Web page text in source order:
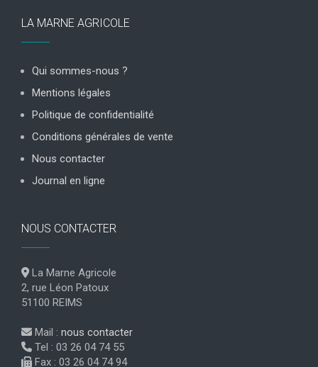
LA MARNE AGRICOLE
Qui sommes-nous ?
Mentions légales
Politique de confidentialité
Conditions générales de vente
Nous contacter
Journal en ligne
NOUS CONTACTER
La Marne Agricole
2, rue Léon Patoux
51100 REIMS
Mail : nous contacter
Tel : 03 26 04 74 55
Fax : 03 26 04 74 94